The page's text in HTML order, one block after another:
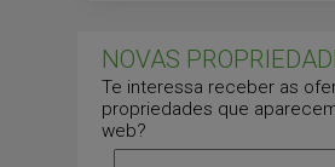
NOVAS
Te interessa receber as
propriedades que
web?